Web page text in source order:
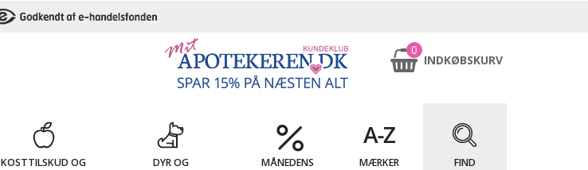
0
INDKØBSKURV
KOSTTILSKUD OG
DYR OG
MÅNEDENS
MÆRKER
FIND